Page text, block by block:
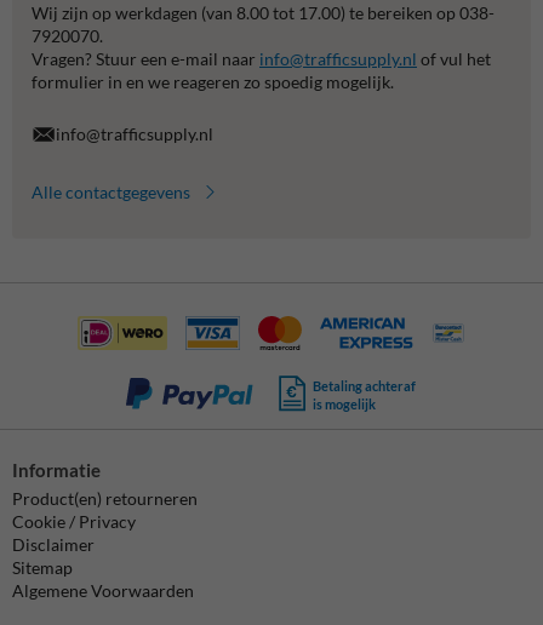
Wij zijn op werkdagen (van 8.00 tot 17.00) te bereiken op 038-
7920070.
Vragen? Stuur een e-mail naar info@trafficsupply.nl of vul het
formulier in en we reageren zo spoedig mogelijk.
info@trafficsupply.nl
Alle contactgegevens
Betaling achteraf
is mogelijk
Informatie
Product(en) retourneren
Cookie / Privacy
Disclaimer
Sitemap
Algemene Voorwaarden